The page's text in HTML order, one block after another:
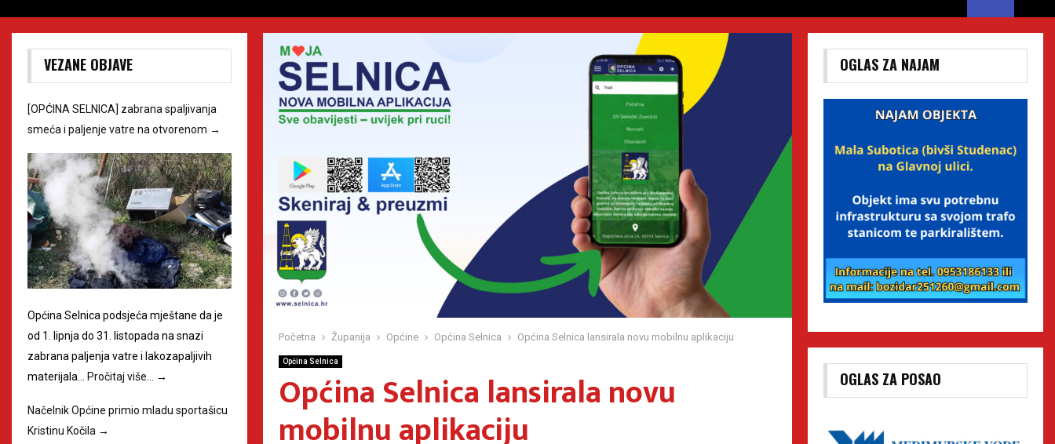
Početna Županija Općine Općina Selnica Općina Selnica lansirala novu mobilnu aplikaciju
Općina Selnica
Općina Selnica lansirala novu
mobilnu aplikaciju
VEZANE OBJAVE
[OPĆINA SELNICA] zabrana spaljivanja
smeća i paljenje vatre na otvorenom →
Općina Selnica podsjeća mještane da je
od 1. lipnja do 31. listopada na snazi
zabrana paljenja vatre i lakozapaljivih
materijala… Pročitaj više… →
Načelnik Općine primio mladu sportašicu
Kristinu Kočila →
OGLAS ZA NAJAM
OGLAS ZA POSAO